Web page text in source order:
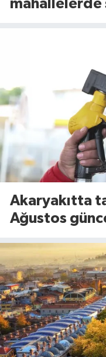
mahallelerde
Akaryakıtta
Ağustos